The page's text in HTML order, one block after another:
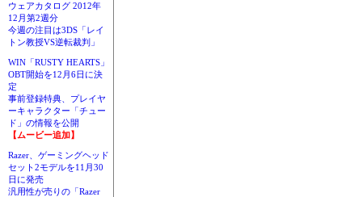
ウェアカタログ 2012年
12月第2週分
今週の注目は3DS「レイ
トン教授VS逆転裁判」
WIN「RUSTY HEARTS」
OBT開始を12月6日に決
定
事前登録特典、プレイヤ
ーキャラクター「チュー
ド」の情報を公開
【ムービー追加】
Razer、ゲーミングヘッド
セット2モデルを11月30
日に発売
汎用性が売りの「Razer